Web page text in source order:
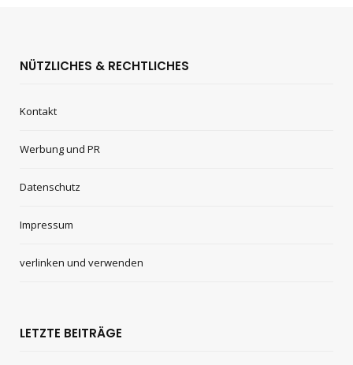
NÜTZLICHES & RECHTLICHES
Kontakt
Werbung und PR
Datenschutz
Impressum
verlinken und verwenden
LETZTE BEITRÄGE